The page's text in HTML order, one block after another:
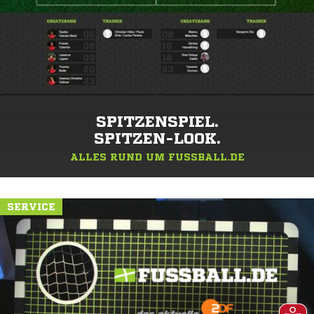
SPITZENSPIEL.
SPITZEN-LOOK.
ALLES RUND UM FUSSBALL.DE
SERVICE